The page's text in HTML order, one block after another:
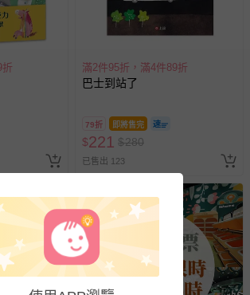
折 滿2件95折，滿4件89折
巴士到站了
79折 即將售完
$221 $280
已售出 123